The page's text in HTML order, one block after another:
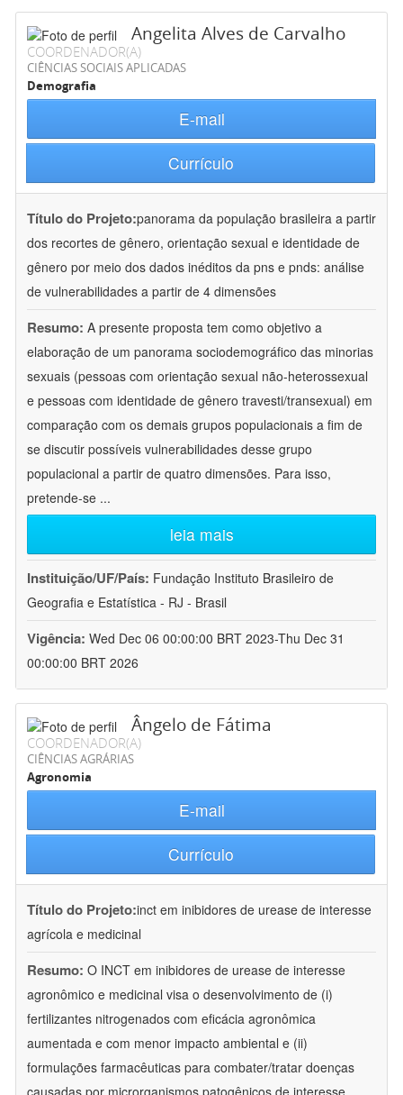
Angelita Alves de Carvalho
COORDENADOR(A)
CIÊNCIAS SOCIAIS APLICADAS
Demografia
E-mail
Currículo
Título do Projeto:panorama da população brasileira a partir
dos recortes de gênero, orientação sexual e identidade de
gênero por meio dos dados inéditos da pns e pnds: análise
de vulnerabilidades a partir de 4 dimensões
Resumo: A presente proposta tem como objetivo a
elaboração de um panorama sociodemográfico das minorias
sexuais (pessoas com orientação sexual não-heterossexual
e pessoas com identidade de gênero travesti/transexual) em
comparação com os demais grupos populacionais a fim de
se discutir possíveis vulnerabilidades desse grupo
populacional a partir de quatro dimensões. Para isso,
pretende-se ...
leia mais
Instituição/UF/País: Fundação Instituto Brasileiro de
Geografia e Estatística - RJ - Brasil
Vigência: Wed Dec 06 00:00:00 BRT 2023-Thu Dec 31
00:00:00 BRT 2026
Ângelo de Fátima
COORDENADOR(A)
CIÊNCIAS AGRÁRIAS
Agronomia
E-mail
Currículo
Título do Projeto:inct em inibidores de urease de interesse
agrícola e medicinal
Resumo: O INCT em inibidores de urease de interesse
agronômico e medicinal visa o desenvolvimento de (i)
fertilizantes nitrogenados com eficácia agronômica
aumentada e com menor impacto ambiental e (ii)
formulações farmacêuticas para combater/tratar doenças